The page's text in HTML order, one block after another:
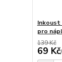
Inkoust
pro
139 Kč
69 Kč/